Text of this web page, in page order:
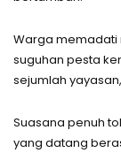
Warga memadati
suguhan pesta
sejumlah
Suasana penuh
yang datang